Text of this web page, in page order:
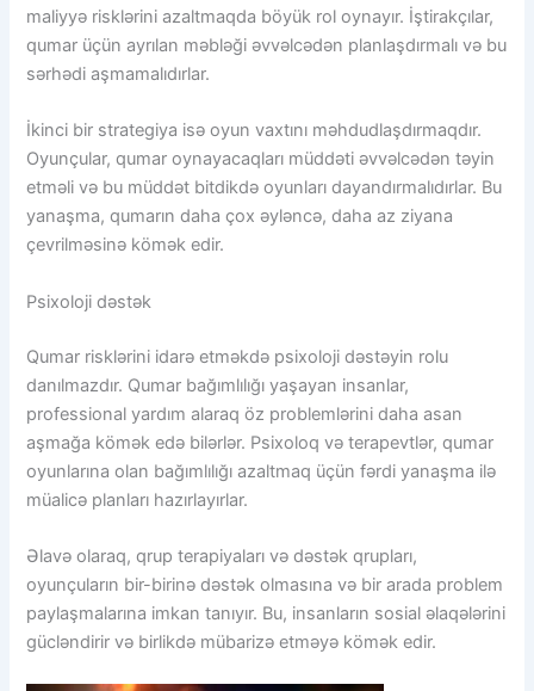
maliyyə risklərini azaltmaqda böyük rol oynayır. İştirakçılar,
qumar üçün ayrılan məbləği əvvəlcədən planlaşdırmalı və bu
sərhədi aşmamalıdırlar.
İkinci bir strategiya isə oyun vaxtını məhdudlaşdırmaqdır.
Oyunçular, qumar oynayacaqları müddəti əvvəlcədən təyin
etməli və bu müddət bitdikdə oyunları dayandırmalıdırlar. Bu
yanaşma, qumarın daha çox əyləncə, daha az ziyana
çevrilməsinə kömək edir.
Psixoloji dəstək
Qumar risklərini idarə etməkdə psixoloji dəstəyin rolu
danılmazdır. Qumar bağımlılığı yaşayan insanlar,
professional yardım alaraq öz problemlərini daha asan
aşmağa kömək edə bilərlər. Psixoloq və terapevtlər, qumar
oyunlarına olan bağımlılığı azaltmaq üçün fərdi yanaşma ilə
müalicə planları hazırlayırlar.
Əlavə olaraq, qrup terapiyaları və dəstək qrupları,
oyunçuların bir-birinə dəstək olmasına və bir arada problem
paylaşmalarına imkan tanıyır. Bu, insanların sosial əlaqələrini
gücləndirir və birlikdə mübarizə etməyə kömək edir.